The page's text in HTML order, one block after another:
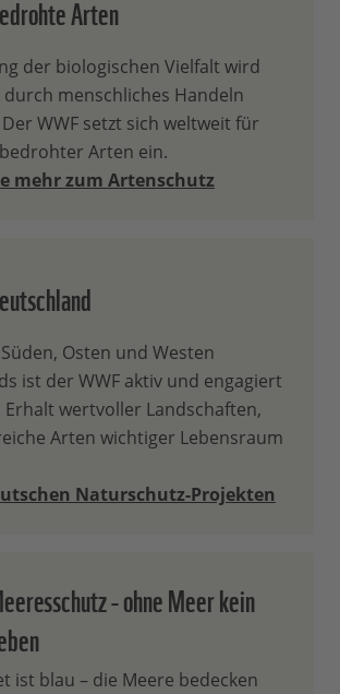
Arten
der biologischen Vielfalt wird
menschliches Handeln
WWF setzt sich weltweit für
Arten ein.
mehr zum Artenschutz
Osten und Westen
ist der WWF aktiv und engagiert
wertvoller Landschaften,
Arten wichtiger Lebensraum
Naturschutz-Projekten
- ohne Meer kein
ist blau – die Meere bedecken